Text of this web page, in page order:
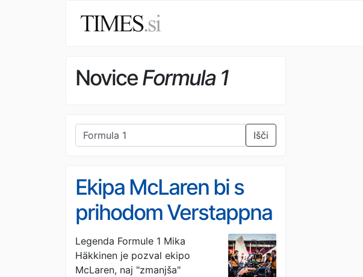
NoviceFormula 1
Išči
Ekipa McLaren bi s
prihodom Verstappna
povzročila nemir v
ekipi
Legenda Formule 1 Mika
Häkkinen je pozval ekipo
McLaren, naj "zmanjša"